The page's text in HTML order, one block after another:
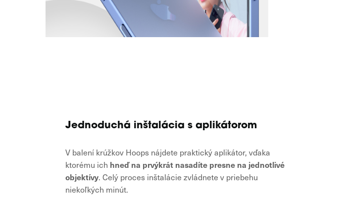
Jednoduchá inštalácia s aplikátorom
V balení krúžkov Hoops nájdete praktický aplikátor, vďaka
ktorému ich hneď na prvýkrát nasadíte presne na jednotlivé
objektívy. Celý proces inštalácie zvládnete v priebehu
niekoľkých minút.